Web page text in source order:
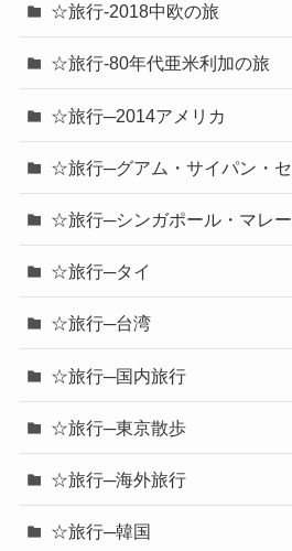
☆旅行-2018中欧の旅
☆旅行-80年代亜米利加の旅
☆旅行─2014アメリカ
☆旅行─グアム・サイパン・
☆旅行─シンガポール・マレ
☆旅行─タイ
☆旅行─台湾
☆旅行─国内旅行
☆旅行─東京散歩
☆旅行─海外旅行
☆旅行─韓国